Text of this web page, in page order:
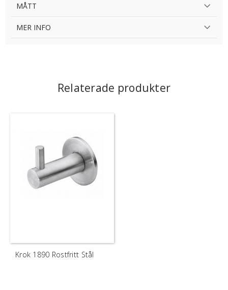
MÅTT
MER INFO
Relaterade produkter
Krok 1890 Rostfritt Stål